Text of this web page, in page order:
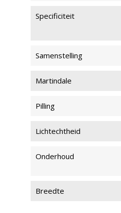
Specificiteit
Samenstelling
Martindale
Pilling
Lichtechtheid
Onderhoud
Breedte